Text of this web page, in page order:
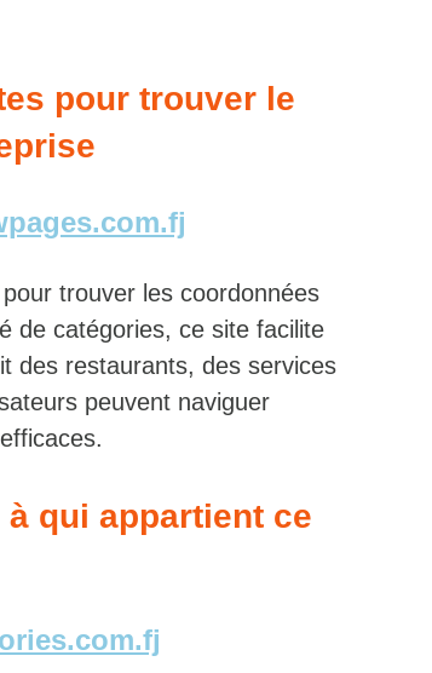
pour trouver le
trouver les coordonnées
de catégories, ce site facilite
des restaurants, des services
peuvent naviguer
qui appartient ce